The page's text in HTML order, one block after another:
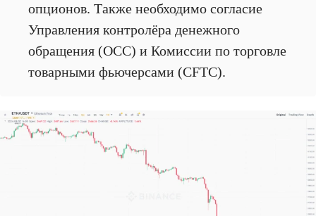
опционов. Также необходимо согласие
Управления контролёра денежного
обращения (OCC) и Комиссии по торговле
товарными фьючерсами (CFTC).